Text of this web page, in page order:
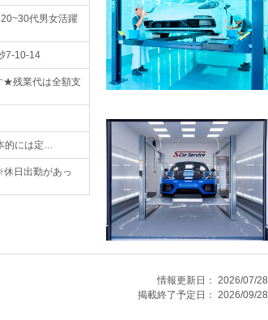
代男女活躍
7-10-14
★残業代は全額支
的には定…
日出勤があっ
情報更新日： 2026/07/28
掲載終了予定日： 2026/09/28